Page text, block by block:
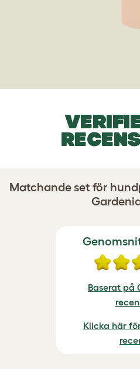
Matchande set för
Baserat på
Klicka här